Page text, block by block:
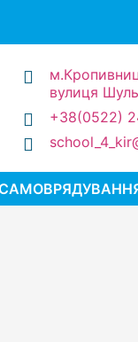
вулиця
+38(0522)